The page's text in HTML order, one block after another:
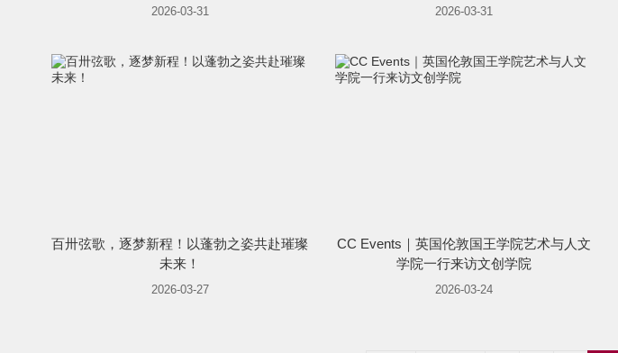
2026-03-31 2026-03-31
百卅弦歌，逐梦新程！以蓬勃之姿共赴璀璨
未来！
2026-03-27
CC Events｜英国伦敦国王学院艺术与人文
学院一行来访文创学院
2026-03-24